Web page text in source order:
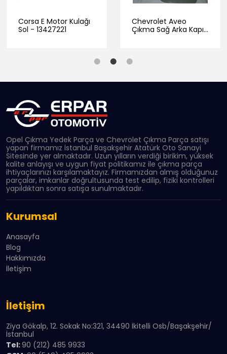
Corsa E Motor Kulağı
Sol - 13427221
Chevrolet Aveo
Çıkma Sağ Arka Kapı
Opel Çıkma Yedek Parça ve Chevrolet Çıkma Parça satışı
yapan firmamız İstanbul Başakşehir Atatürk Oto Sanayi
Sitesinde yer almaktadır. Uzun yılların verdiği birikim, yüksek
kalite anlayışı ve uygun fiyat politikamız ile çıkma parça
ihtiyaçlarınızı karşılamaktayız. Firmamızdan almış olduğunuz
parçalar, imkanlar doğrultusunda test edilip, fiziki kontrolleri
yapıldıktan sonra satışa sunulmaktadır.
Kurumsal
Anasayfa
Blog
Hakkımızda
İletişim
İletişim
Ziya Gökalp, 12. Sokak No:321, 34490 İkitelli Osb/Başakşehir/
İstanbul
Tel:90 (212) 485 9933